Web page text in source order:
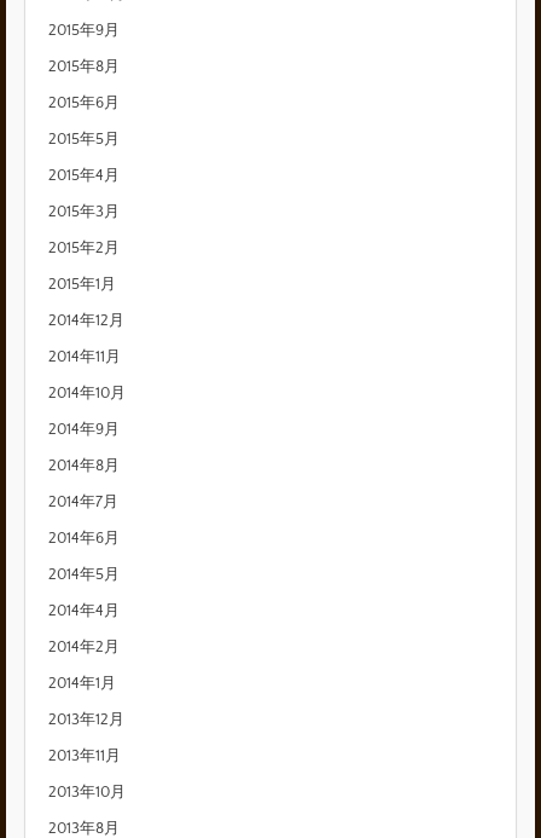
2015年9月
2015年8月
2015年6月
2015年5月
2015年4月
2015年3月
2015年2月
2015年1月
2014年12月
2014年11月
2014年10月
2014年9月
2014年8月
2014年7月
2014年6月
2014年5月
2014年4月
2014年2月
2014年1月
2013年12月
2013年11月
2013年10月
2013年8月